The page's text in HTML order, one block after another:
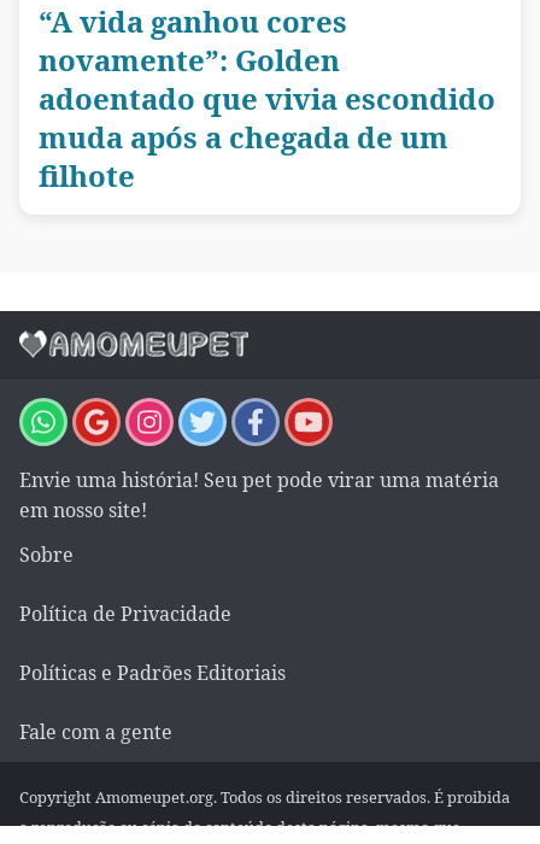
“A vida ganhou cores
novamente”: Golden
adoentado que vivia escondido
muda após a chegada de um
filhote
Envie uma história! Seu pet pode virar uma matéria
em nosso site!
Sobre
Política de Privacidade
Políticas e Padrões Editoriais
Fale com a gente
Copyright Amomeupet.org. Todos os direitos reservados. É proibida
a reprodução ou cópia do conteúdo desta página, mesmo que